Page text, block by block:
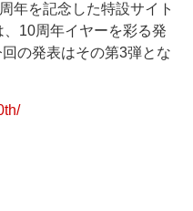
年を記念した特設サイト
10周年イヤーを彩る発
の発表はその第3弾とな